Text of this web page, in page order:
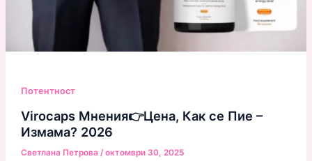
Потентност
Virocaps Мнения👉Цена, Как се Пие –
Измама? 2026
Светлана Петрова /октомври 30, 2025